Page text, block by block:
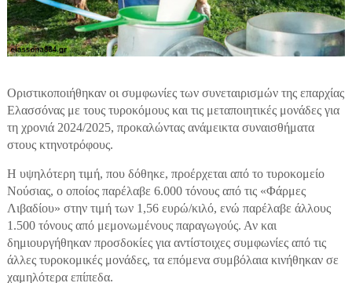
Οριστικοποιήθηκαν οι συμφωνίες των συνεταιρισμών της επαρχίας
Ελασσόνας με τους τυροκόμους και τις μεταποιητικές μονάδες για
τη χρονιά 2024/2025, προκαλώντας ανάμεικτα συναισθήματα
στους κτηνοτρόφους.
Η υψηλότερη τιμή, που δόθηκε, προέρχεται από το τυροκομείο
Νούσιας, ο οποίος παρέλαβε 6.000 τόνους από τις «Φάρμες
Λιβαδίου» στην τιμή των 1,56 ευρώ/κιλό, ενώ παρέλαβε άλλους
1.500 τόνους από μεμονωμένους παραγωγούς. Αν και
δημιουργήθηκαν προσδοκίες για αντίστοιχες συμφωνίες από τις
άλλες τυροκομικές μονάδες, τα επόμενα συμβόλαια κινήθηκαν σε
χαμηλότερα επίπεδα.